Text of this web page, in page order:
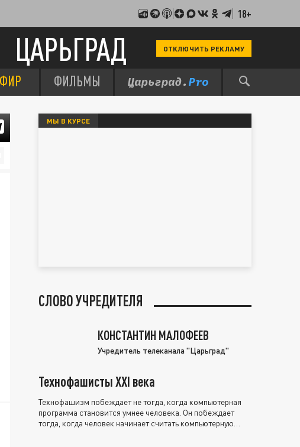
18+
ЦАРЬГРАД ОТКЛЮЧИТЬ РЕКЛАМУ
ФИЛЬМЫ
МЫ В КУРСЕ
СЛОВО УЧРЕДИТЕЛЯ
КОНСТАНТИН МАЛОФЕЕВ
Учредитель телеканала "Царьград"
Технофашисты XXI века
Технофашизм побеждает не тогда, когда компьютерная
программа становится умнее человека. Он побеждает
тогда, когда человек начинает считать компьютерную